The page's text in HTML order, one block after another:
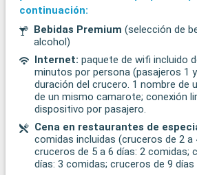
continuación:
Bebidas Premium (selección de
alcohol)
Internet: paquete de wifi incluido
minutos por persona (pasajeros 1
duración del crucero. 1 nombre de
de un mismo camarote; conexión
dispositivo por pasajero.
Cena en restaurantes de
comidas incluidas (cruceros de 2 a
cruceros de 5 a 6 días: 2 comidas;
días: 3 comidas; cruceros de 9